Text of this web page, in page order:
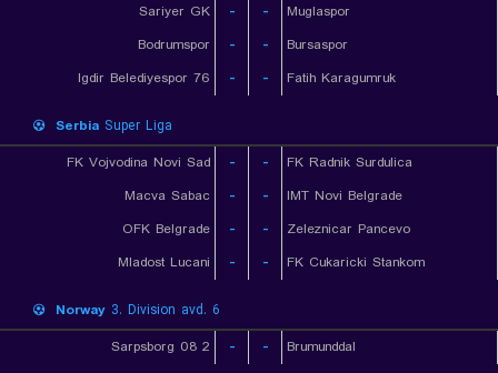
Sariyer GK
- -
Muglaspor
Bodrumspor
- -
Bursaspor
76 Igdir Belediyespor
- - Fatih Karagumruk
Serbia Super Liga
FK Vojvodina Novi Sad
- -
FK Radnik Surdulica
Macva Sabac
- -
IMT Novi Belgrade
OFK Belgrade
- -
Zeleznicar Pancevo
Mladost Lucani
- - FK Cukaricki Stankom
Norway 3. Division avd. 6
Sarpsborg 08 2
- - Brumunddal